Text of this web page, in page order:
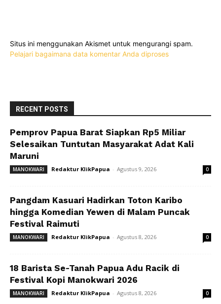
Situs ini menggunakan Akismet untuk mengurangi spam.
Pelajari bagaimana data komentar Anda diproses
RECENT POSTS
Pemprov Papua Barat Siapkan Rp5 Miliar
Selesaikan Tuntutan Masyarakat Adat Kali
Maruni
MANOKWARI Redaktur KlikPapua - Agustus 9, 2026 0
Pangdam Kasuari Hadirkan Toton Karibo
hingga Komedian Yewen di Malam Puncak
Festival Raimuti
MANOKWARI Redaktur KlikPapua - Agustus 8, 2026 0
18 Barista Se-Tanah Papua Adu Racik di
Festival Kopi Manokwari 2026
MANOKWARI Redaktur KlikPapua - Agustus 8, 2026 0